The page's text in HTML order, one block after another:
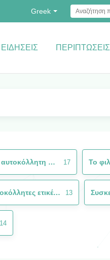
Greek
ΕΙΔΉΣΕΙΣ ΠΕΡΙΠΤΏΣΕΙΣ
αντι πλαστή αυτοκόλλητη ετικέττα 17
Ιατρικές αυτοκόλλητες ετικέττες ετικετών 13
14